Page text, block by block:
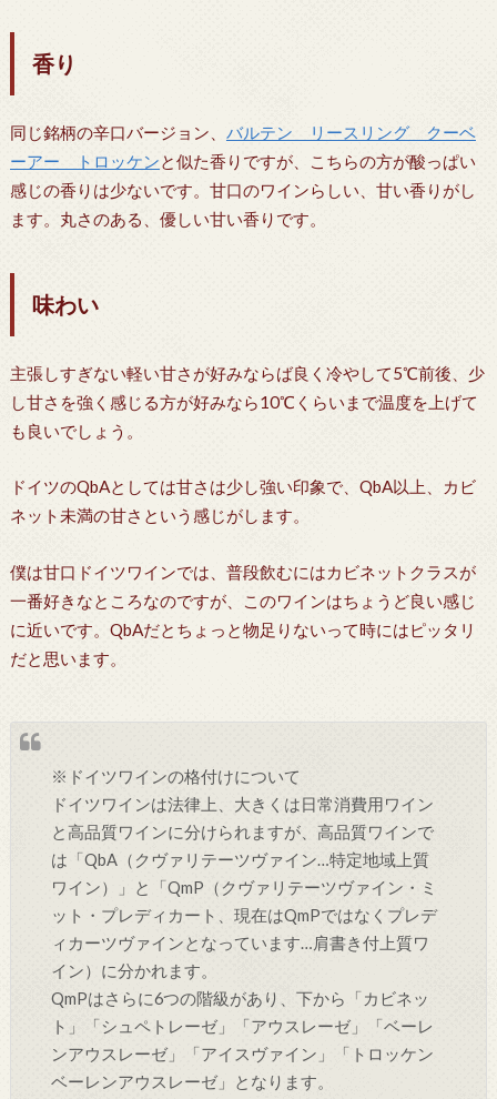
香り
同じ銘柄の辛口バージョン、 バルテン リースリング クーベ
ーアー トロッケンと似た香りですが、こちらの方が酸っぱい
感じの香りは少ないです。甘口のワインらしい、甘い香りがし
ます。丸さのある、優しい甘い香りです。
味わい
主張しすぎない軽い甘さが好みならば良く冷やして5℃前後、少
し甘さを強く感じる方が好みなら10℃くらいまで温度を上げて
も良いでしょう。
ドイツのQbAとしては甘さは少し強い印象で、QbA以上、カビ
ネット未満の甘さという感じがします。
僕は甘口ドイツワインでは、普段飲むにはカビネットクラスが
一番好きなところなのですが、このワインはちょうど良い感じ
に近いです。QbAだとちょっと物足りないって時にはピッタリ
だと思います。
※ドイツワインの格付けについて
ドイツワインは法律上、大きくは日常消費用ワイン
と高品質ワインに分けられますが、高品質ワインで
は「QbA（クヴァリテーツヴァイン…特定地域上質
ワイン）」と「QmP（クヴァリテーツヴァイン・ミ
ット・プレディカート、現在はQmPではなくプレデ
ィカーツヴァインとなっています…肩書き付上質ワ
イン）に分かれます。
QmPはさらに6つの階級があり、下から「カビネッ
ト」「シュペトレーゼ」「アウスレーゼ」「ベーレ
ンアウスレーゼ」「アイスヴァイン」「トロッケン
ベーレンアウスレーゼ」となります。